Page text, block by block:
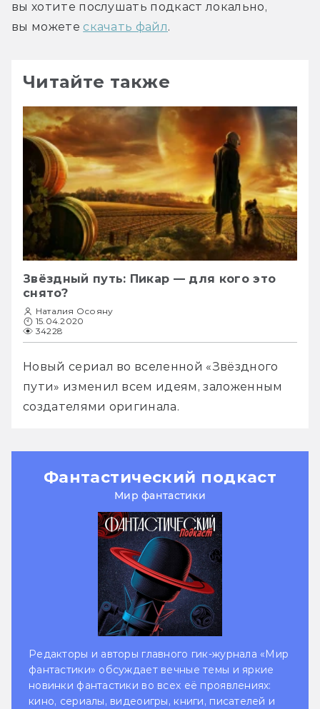
вы хотите послушать подкаст локально,
вы можете скачать файл.
Читайте также
Звёздный путь: Пикар — для кого это
снято?
Наталия Осояну
15.04.2020
34228
Новый сериал во вселенной «Звёздного
пути» изменил всем идеям, заложенным
создателями оригинала.
Фантастический подкаст
Мир фантастики
Редакторы и авторы главного гик-журнала «Мир
фантастики» обсуждает вечные темы и яркие
новинки фантастики во всех её проявлениях:
кино, сериалы, видеоигры, книги, писателей и